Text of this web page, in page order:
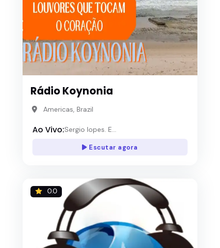
Rádio Koynonia
Americas, Brazil
Ao Vivo:Sergio lopes. E...
Escutar agora
0.0